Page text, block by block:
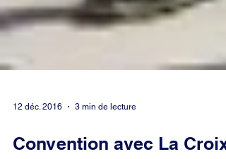
12 déc. 2016 3 min de lecture